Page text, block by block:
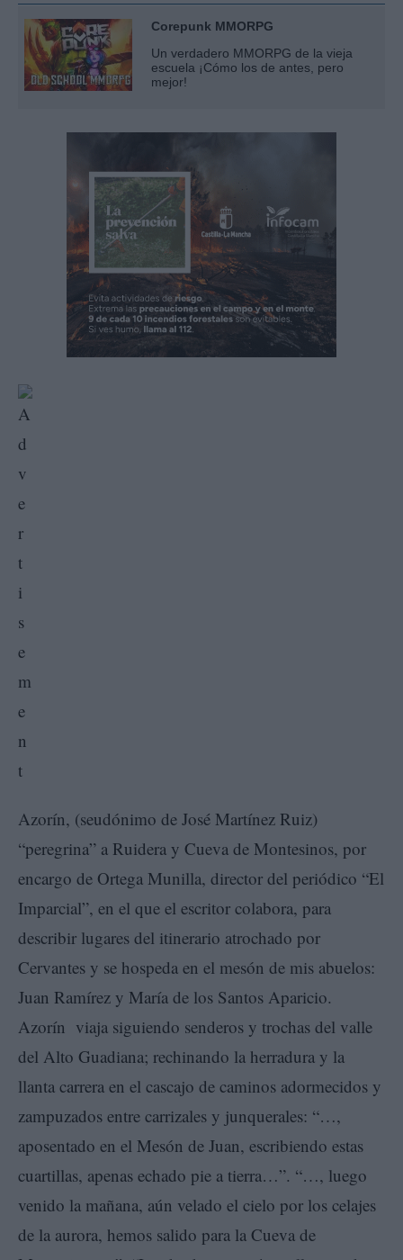
Corepunk MMORPG
Un verdadero MMORPG de la vieja
escuela ¡Cómo los de antes, pero
mejor!
Azorín, (seudónimo de José Martínez Ruiz)
“peregrina” a Ruidera y Cueva de Montesinos, por
encargo de Ortega Munilla, director del periódico “El
Imparcial”, en el que el escritor colabora, para
describir lugares del itinerario atrochado por
Cervantes y se hospeda en el mesón de mis abuelos:
Juan Ramírez y María de los Santos Aparicio.
Azorín viaja siguiendo senderos y trochas del valle
del Alto Guadiana; rechinando la herradura y la
llanta carrera en el cascajo de caminos adormecidos y
zampuzados entre carrizales y junquerales: “…,
aposentado en el Mesón de Juan, escribiendo estas
cuartillas, apenas echado pie a tierra…”. “…, luego
venido la mañana, aún velado el cielo por los celajes
de la aurora, hemos salido para la Cueva de